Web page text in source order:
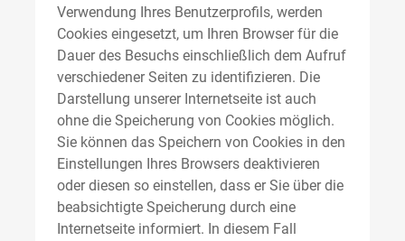
Verwendung Ihres Benutzerprofils, werden
Cookies eingesetzt, um Ihren Browser für die
Dauer des Besuchs einschließlich dem Aufruf
verschiedener Seiten zu identifizieren. Die
Darstellung unserer Internetseite ist auch
ohne die Speicherung von Cookies möglich.
Sie können das Speichern von Cookies in den
Einstellungen Ihres Browsers deaktivieren
oder diesen so einstellen, dass er Sie über die
beabsichtigte Speicherung durch eine
Internetseite informiert. In diesem Fall